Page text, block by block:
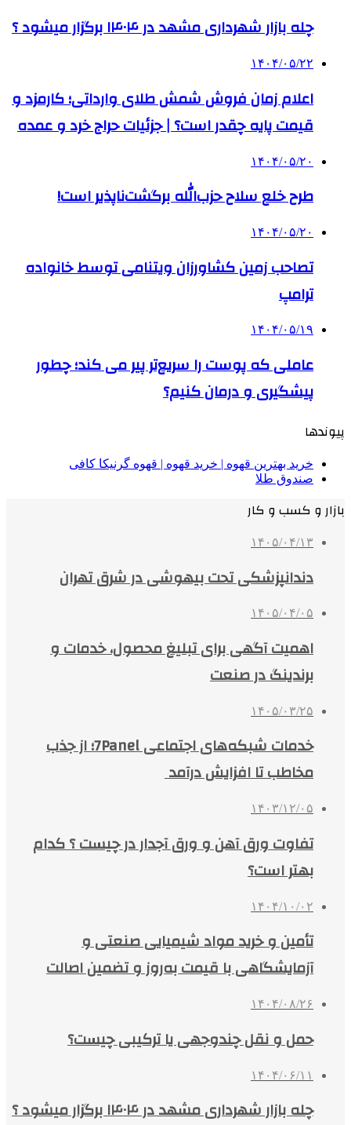
چله بازار شهرداری مشهد در ۱۴۰۴ برگزار میشود ؟
۱۴۰۴/۰۵/۲۲
اعلام زمان فروش شمش طلای وارداتی؛ کارمزد و
قیمت پایه چقدر است؟ | جزئیات حراج خرد و عمده
۱۴۰۴/۰۵/۲۰
طرح خلع سلاح حزب‌الله برگشت‌ناپذیر است!
۱۴۰۴/۰۵/۲۰
تصاحب زمین کشاورزان ویتنامی توسط خانواده
ترامپ
۱۴۰۴/۰۵/۱۹
عاملی که پوست را سریع‌تر پیر می کند؛ چطور
پیشگیری و درمان کنیم؟
پیوندها
خرید بهترین قهوه | خرید قهوه | قهوه گرنیکا کافی
صندوق طلا
بازار و کسب و کار
۱۴۰۵/۰۴/۱۳
دندانپزشکی تحت بیهوشی در شرق تهران
۱۴۰۵/۰۴/۰۵
اهمیت آگهی برای تبلیغ محصول، خدمات و
برندینگ در صنعت
۱۴۰۵/۰۳/۲۵
خدمات شبکه‌های اجتماعی 7Panel؛ از جذب
مخاطب تا افزایش درآمد
۱۴۰۳/۱۲/۰۵
تفاوت ورق آهن و ورق آجدار در چیست ؟ کدام
بهتر است؟
۱۴۰۴/۱۰/۰۲
تأمین و خرید مواد شیمیایی صنعتی و
آزمایشگاهی با قیمت به‌روز و تضمین اصالت
۱۴۰۴/۰۸/۲۶
حمل و نقل چندوجهی یا ترکیبی چیست؟
۱۴۰۴/۰۶/۱۱
چله بازار شهرداری مشهد در ۱۴۰۴ برگزار میشود ؟